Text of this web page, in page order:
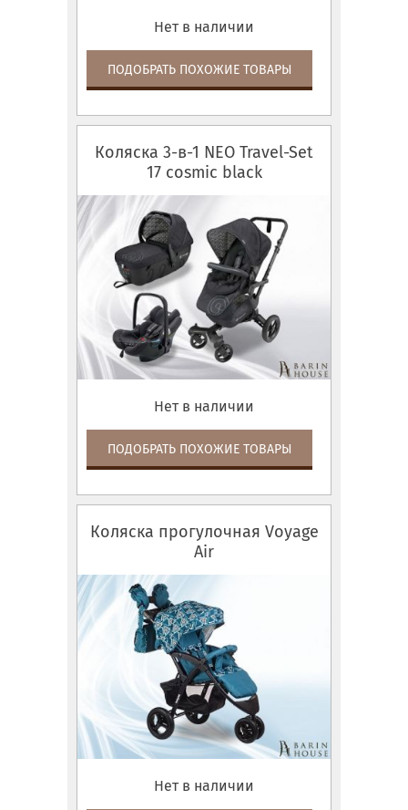
Нет в наличии
ПОДОБРАТЬ ПОХОЖИЕ ТОВАРЫ
Коляска 3-в-1 NEO Travel-Set
17 cosmic black
Нет в наличии
ПОДОБРАТЬ ПОХОЖИЕ ТОВАРЫ
Коляска прогулочная Voyage
Air
Нет в наличии